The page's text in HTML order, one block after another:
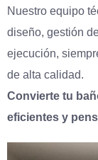
Nuestro equipo
diseño, gestión
ejecución,
de alta calidad.
Convierte tu
eficientes y